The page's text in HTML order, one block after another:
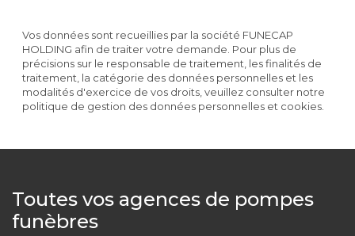
Vos données sont recueillies par la société FUNECAP
HOLDING afin de traiter votre demande. Pour plus de
précisions sur le responsable de traitement, les finalités de
traitement, la catégorie des données personnelles et les
modalités d'exercice de vos droits, veuillez consulter notre
politique de gestion des données personnelles et cookies.
Toutes vos agences de pompes
funèbres